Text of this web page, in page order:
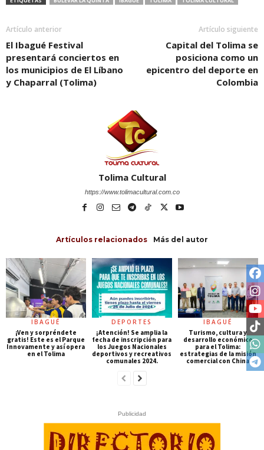
Artículo anterior
El Ibagué Festival
presentará conciertos en
los municipios de El Líbano
y Chaparral (Tolima)
Artículo siguiente
Capital del Tolima se
posiciona como un
epicentro del deporte en
Colombia
Tolima Cultural
https://www.tolimacultural.com.co
Artículos relacionados Más del autor
IBAGUÉ
¡Ven y sorpréndete
gratis! Este es el Parque
Innovamente y así opera
en el Tolima
DEPORTES
¡Atención! Se amplia la
fecha de inscripción para
los Juegos Nacionales
deportivos y recreativos
comunales 2024.
IBAGUÉ
Turismo, cultura y
desarrollo económico
para el Tolima:
estrategias de la misión
comercial con China
Publicidad